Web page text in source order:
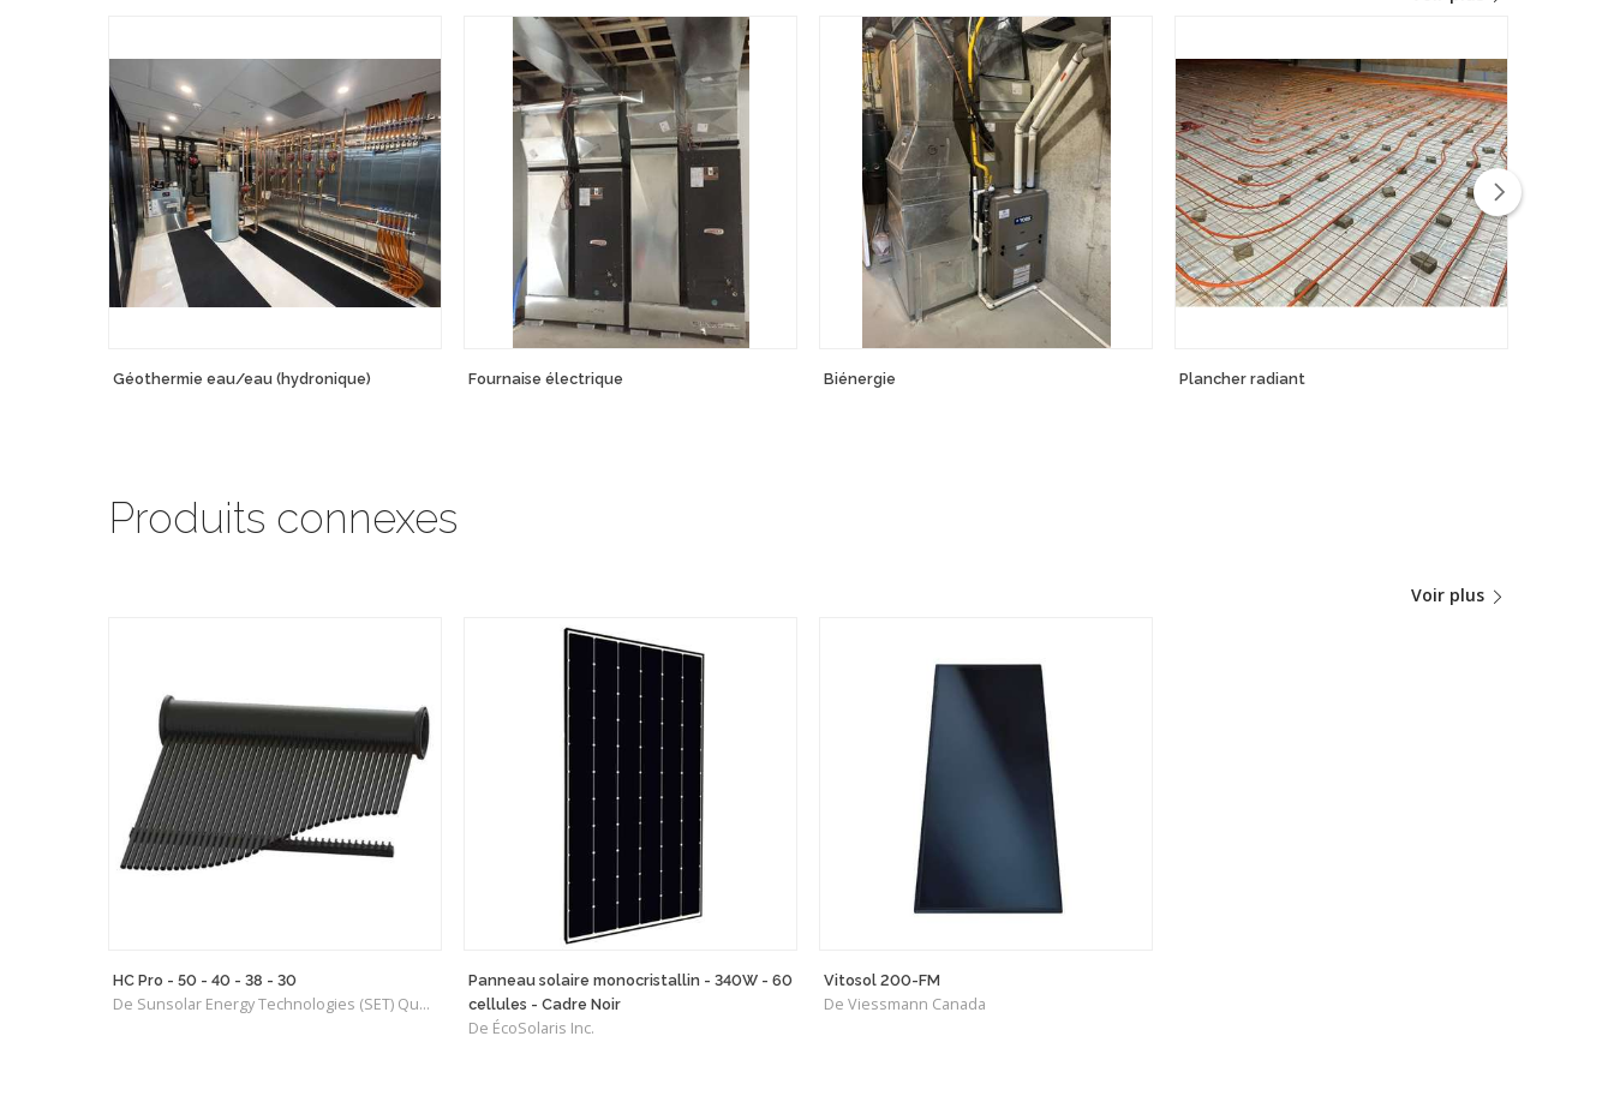
Géothermie eau/eau (hydronique) Fournaise électrique Biénergie Plancher radiant
Produits connexes
Voir plus
HC Pro - 50 - 40 - 38 - 30
De Sunsolar Energy Technologies (SET) Québec
Panneau solaire monocristallin - 340W - 60
cellules - Cadre Noir
De ÉcoSolaris Inc.
Vitosol 200-FM
De Viessmann Canada